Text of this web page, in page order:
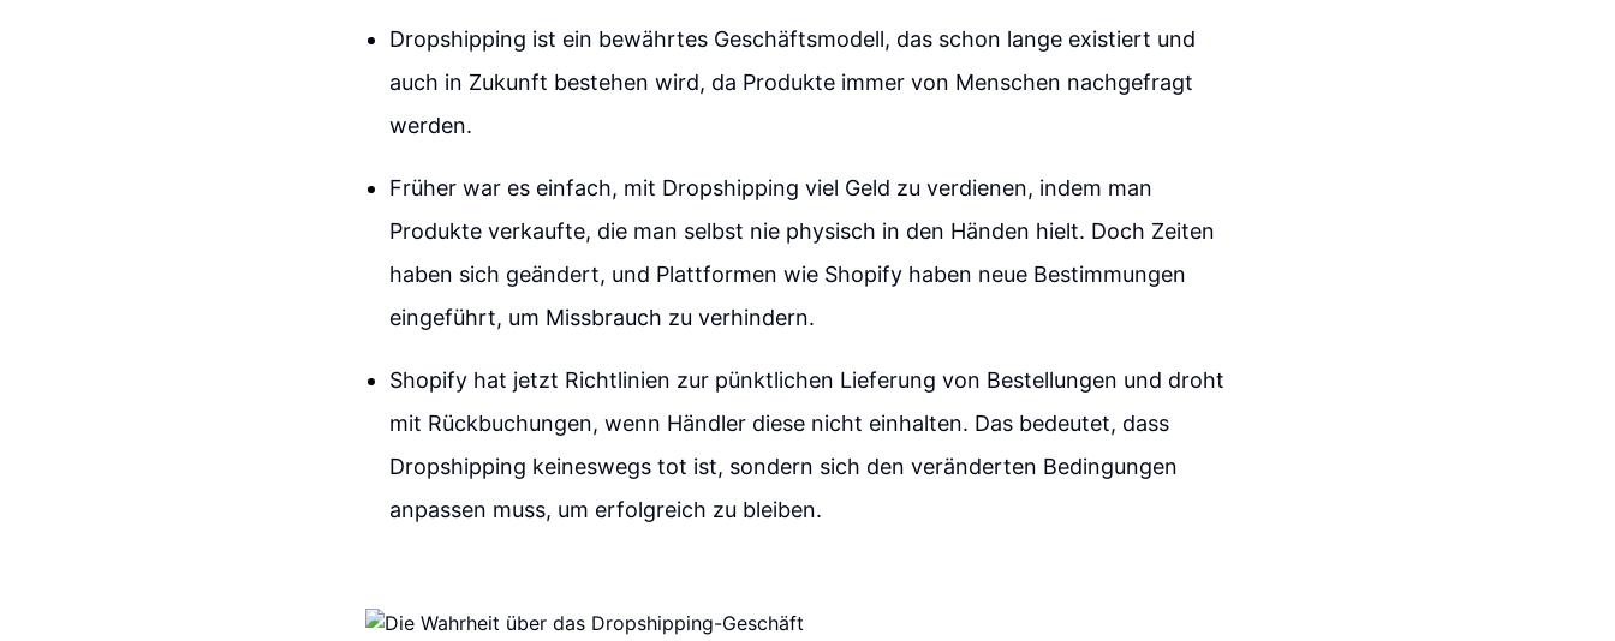
Dropshipping ist ein bewährtes Geschäftsmodell, das schon lange existiert und
auch in Zukunft bestehen wird, da Produkte immer von Menschen nachgefragt
werden.
Früher war es einfach, mit Dropshipping viel Geld zu verdienen, indem man
Produkte verkaufte, die man selbst nie physisch in den Händen hielt. Doch Zeiten
haben sich geändert, und Plattformen wie Shopify haben neue Bestimmungen
eingeführt, um Missbrauch zu verhindern.
Shopify hat jetzt Richtlinien zur pünktlichen Lieferung von Bestellungen und droht
mit Rückbuchungen, wenn Händler diese nicht einhalten. Das bedeutet, dass
Dropshipping keineswegs tot ist, sondern sich den veränderten Bedingungen
anpassen muss, um erfolgreich zu bleiben.